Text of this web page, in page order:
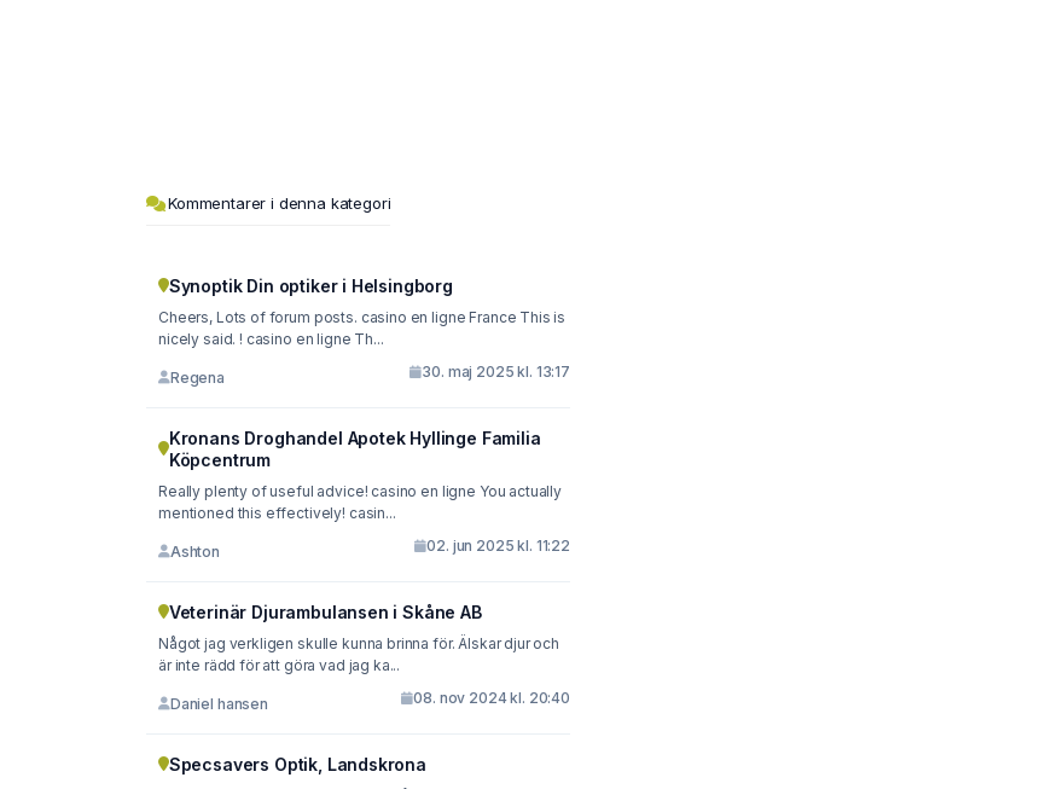
Kommentarer i denna kategori
Synoptik Din optiker i Helsingborg
Cheers, Lots of forum posts. casino en ligne France This is
nicely said. ! casino en ligne Th...
Regena 30. maj 2025 kl. 13:17
Kronans Droghandel Apotek Hyllinge Familia
Köpcentrum
Really plenty of useful advice! casino en ligne You actually
mentioned this effectively! casin...
Ashton 02. jun 2025 kl. 11:22
Veterinär Djurambulansen i Skåne AB
Något jag verkligen skulle kunna brinna för. Älskar djur och
är inte rädd för att göra vad jag ka...
Daniel hansen 08. nov 2024 kl. 20:40
Specsavers Optik, Landskrona